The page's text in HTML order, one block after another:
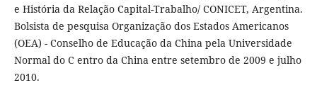
e História da Relação Capital-Trabalho/ CONICET, Argentina.
Bolsista de pesquisa Organização dos Estados Americanos
(OEA) - Conselho de Educação da China pela Universidade
Normal do C entro da China entre setembro de 2009 e julho
2010.